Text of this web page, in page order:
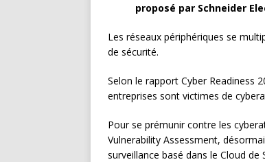
proposé par Schneider
Les réseaux périphériques se
de sécurité.
Selon le rapport Cyber Readiness
entreprises sont victimes de
Pour se prémunir contre les
Vulnerability Assessment,
surveillance basé dans le Cloud